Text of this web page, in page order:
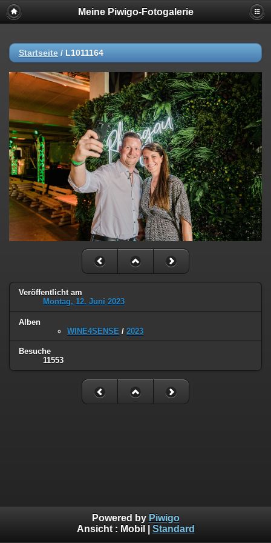
Meine Piwigo-Fotogalerie
Startseite / L1011164
Veröffentlicht am
Montag, 12. Juni 2023
Alben
WINE4SENSE / 2023
Besuche
11553
Powered by Piwigo
Ansicht : Mobil Standard